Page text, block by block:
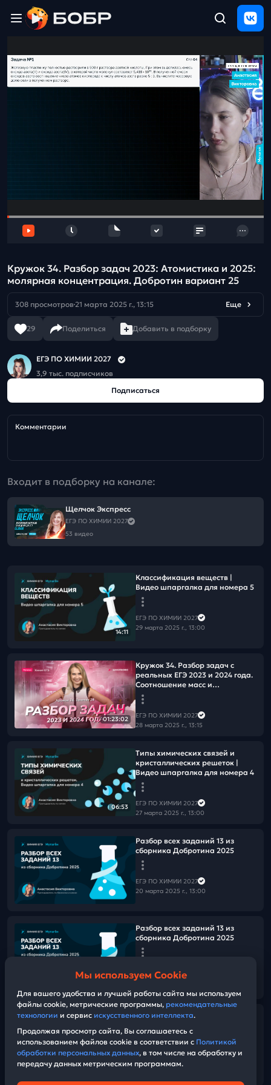
ЩЕЛЧОК
2026
и
отзыв
Кружок 34. Разбор задач 2023: Атомистика и 2025:
молярная концентрация. Добротин вариант 25
308 просмотров 21 марта 2025 г., 13:15 Еще
29 Поделиться Добавить в подборку
ЕГЭ ПО ХИМИИ 2027
3,9 тыс. подписчиков
Подписаться
Комментарии
Входит в подборку на канале:
Щелчок Экспресс
ЕГЭ ПО ХИМИИ 2027
53 видео
14:11
Классификация веществ |
Видео шпаргалка для номера 5
ЕГЭ ПО ХИМИИ 2027
29 марта 2025 г., 13:00
01:23:02
Кружок 34. Разбор задач с
реальных ЕГЭ 2023 и 2024 года.
Соотношение масс и
разложение хлората
ЕГЭ ПО ХИМИИ 2027
28 марта 2025 г., 13:15
06:53
Типы химических связей и
кристаллических решеток |
Видео шпаргалка для номера 4
ЕГЭ ПО ХИМИИ 2027
27 марта 2025 г., 13:00
Разбор всех заданий 13 из
сборника Добротина 2025
ЕГЭ ПО ХИМИИ 2027
20 марта 2025 г., 13:00
Разбор всех заданий 13 из
сборника Добротина 2025
20 марта 2025 г., 13:00
Полимеры + теория для
ЕГЭ ПО ХИМИИ 2027
18 марта 2025 г., 13:00
Мы используем Cookie
Для вашего удобства и лучшей работы сайта мы используем
файлы cookie, метрические программы, рекомендательные
технологии и сервис искусственного интеллекта.
Продолжая просмотр сайта, Вы соглашаетесь с
использованием файлов cookie в соответствии с Политикой
обработки персональных данных, в том числе на обработку и
передачу данных метрическим программам.